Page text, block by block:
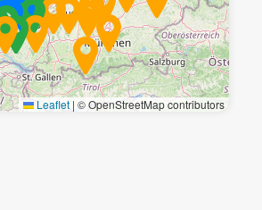
Leaflet | © OpenStreetMap contributors